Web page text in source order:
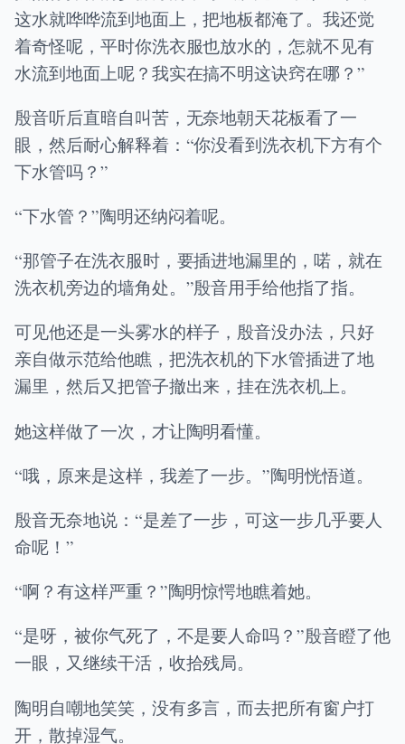
这水就哗哗流到地面上，把地板都淹了。我还觉
着奇怪呢，平时你洗衣服也放水的，怎就不见有
水流到地面上呢？我实在搞不明这诀窍在哪？”
殷音听后直暗自叫苦，无奈地朝天花板看了一
眼，然后耐心解释着：“你没看到洗衣机下方有个
下水管吗？”
“下水管？”陶明还纳闷着呢。
“那管子在洗衣服时，要插进地漏里的，喏，就在
洗衣机旁边的墙角处。”殷音用手给他指了指。
可见他还是一头雾水的样子，殷音没办法，只好
亲自做示范给他瞧，把洗衣机的下水管插进了地
漏里，然后又把管子撤出来，挂在洗衣机上。
她这样做了一次，才让陶明看懂。
“哦，原来是这样，我差了一步。”陶明恍悟道。
殷音无奈地说：“是差了一步，可这一步几乎要人
命呢！”
“啊？有这样严重？”陶明惊愕地瞧着她。
“是呀，被你气死了，不是要人命吗？”殷音瞪了他
一眼，又继续干活，收拾残局。
陶明自嘲地笑笑，没有多言，而去把所有窗户打
开，散掉湿气。